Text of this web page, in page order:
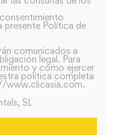
Política de
comunicados a
legal. Para
y como ejercer
política completa
www.clicasia.com.
SL